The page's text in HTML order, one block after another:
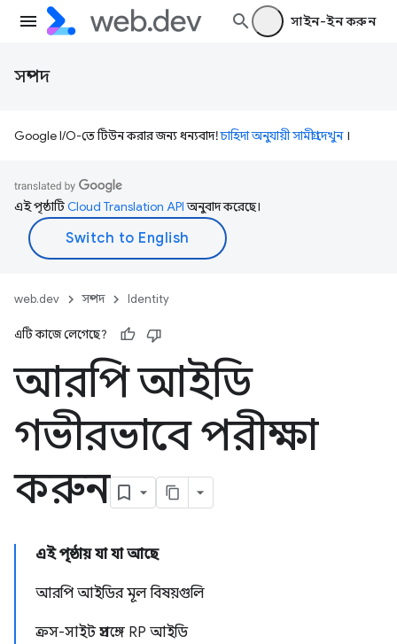
সাইন-ইন করুন
সম্পদ
Google I/O-তে টিউন করার জন্য ধন্যবাদ!চাহিদা অনুযায়ী সামগ্রী দেখুন।
এই পৃষ্ঠাটিCloud Translation APIঅনুবাদ করেছে।
web.dev সম্পদ Identity
এটি কাজে লেগেছে?
আরপি আইডি
গভীরভাবে পরীক্ষা
করুন
এই পৃষ্ঠায় যা যা আছে
আরপি আইডির মূল বিষয়গুলি
ক্রস-সাইট প্রসঙ্গে RP আইডি